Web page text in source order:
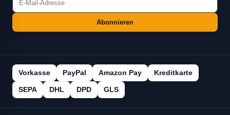
Abonnieren
Vorkasse PayPal Amazon Pay Kreditkarte
SEPA DHL DPD GLS